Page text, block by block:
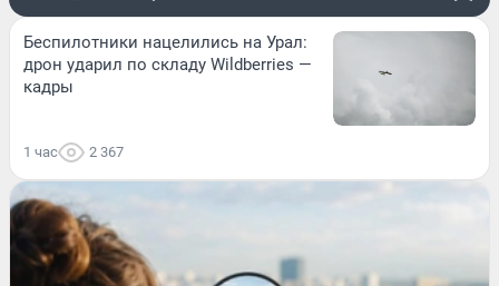
Беспилотники нацелились на Урал:
дрон ударил по складу Wildberries —
кадры
1 час 2 367